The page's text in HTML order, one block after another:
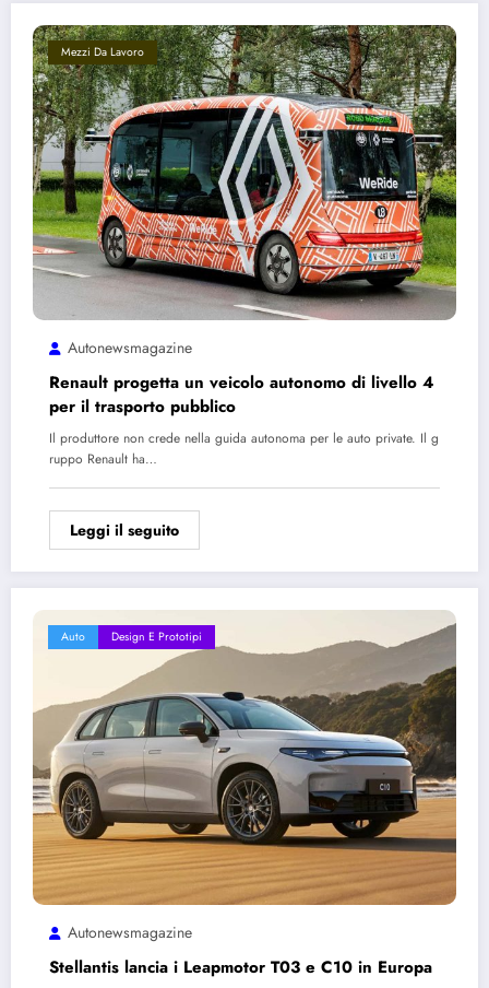
Mezzi Da Lavoro
Autonewsmagazine
Renault progetta un veicolo autonomo di livello 4
per il trasporto pubblico
Il produttore non crede nella guida autonoma per le auto private. Il g
ruppo Renault ha…
Leggi il seguito
Auto Design E Prototipi
Autonewsmagazine
Stellantis lancia i Leapmotor T03 e C10 in Europa